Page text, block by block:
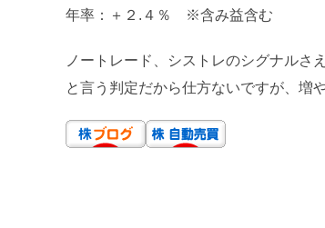
年率：＋２.４％ ※含み益含む
ノートレード、シストレのシグナルさ
と言う判定だから仕方ないですが、増